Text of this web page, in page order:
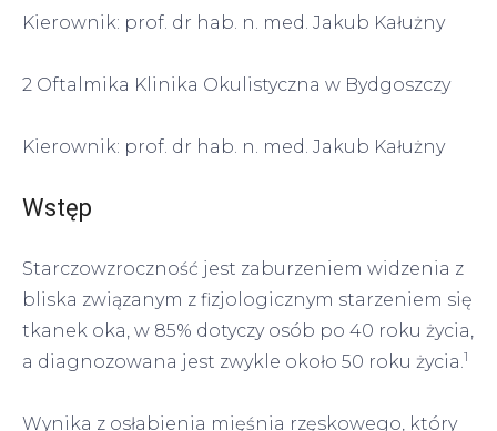
Kierownik: prof. dr hab. n. med. Jakub Kałużny
2 Oftalmika Klinika Okulistyczna w Bydgoszczy
Kierownik: prof. dr hab. n. med. Jakub Kałużny
Wstęp
Starczowzroczność jest zaburzeniem widzenia z
bliska związanym z fizjologicznym starzeniem się
tkanek oka, w 85% dotyczy osób po 40 roku życia,
a diagnozowana jest zwykle około 50 roku życia.1
Wynika z osłabienia mięśnia rzęskowego, który